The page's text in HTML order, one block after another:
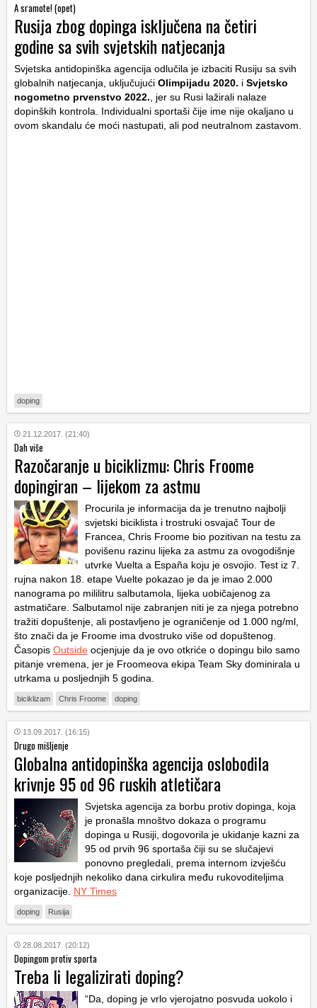
A sramote! (opet)
Rusija zbog dopinga isključena na četiri
godine sa svih svjetskih natjecanja
Svjetska antidopinška agencija odlučila je izbaciti Rusiju sa svih
globalnih natjecanja, uključujući Olimpijadu 2020. i Svjetsko
nogometno prvenstvo 2022. , jer su Rusi lažirali nalaze
dopinških kontrola. Individualni sportaši čije ime nije okaljano u
ovom skandalu će moći nastupati, ali pod neutralnom zastavom.
doping
21.12.2017. (21:40)
Dah više
Razočaranje u biciklizmu: Chris Froome
dopingiran – lijekom za astmu
Procurila je informacija da je trenutno najbolji
svjetski biciklista i trostruki osvajač Tour de
Francea, Chris Froome bio pozitivan na testu za
povišenu razinu lijeka za astmu za ovogodišnje
utvrke Vuelta a España koju je osvojio. Test iz 7.
rujna nakon 18. etape Vuelte pokazao je da je imao 2.000
nanograma po mililitru salbutamola, lijeka uobičajenog za
astmatičare. Salbutamol nije zabranjen niti je za njega potrebno
tražiti dopuštenje, ali postavljeno je ograničenje od 1.000 ng/ml,
što znači da je Froome ima dvostruko više od dopuštenog.
Časopis Outside ocjenjuje da je ovo otkriće o dopingu bilo samo
pitanje vremena, jer je Froomeova ekipa Team Sky dominirala u
utrkama u posljednjih 5 godina.
biciklizam Chris Froome doping
13.09.2017. (16:15)
Drugo mišljenje
Globalna antidopinška agencija oslobodila
krivnje 95 od 96 ruskih atletičara
Svjetska agencija za borbu protiv dopinga, koja
je pronašla mnoštvo dokaza o programu
dopinga u Rusiji, dogovorila je ukidanje kazni za
95 od prvih 96 sportaša čiji su se slučajevi
ponovno pregledali, prema internom izvješću
koje posljednjih nekoliko dana cirkulira među rukovoditeljima
organizacije. NY Times
doping Rusija
28.08.2017. (20:12)
Dopingom protiv sporta
Treba li legalizirati doping?
“Da, doping je vrlo vjerojatno posvuda uokolo i